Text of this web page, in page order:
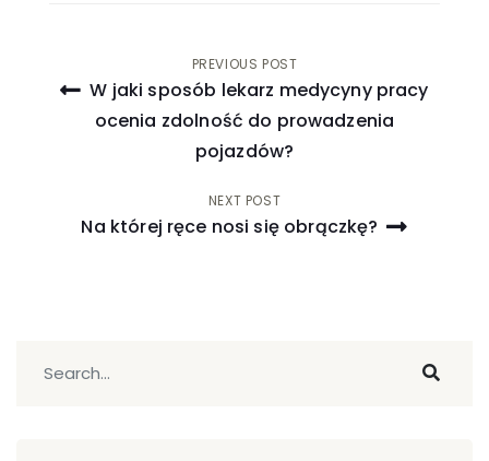
Nawigacja
wpisu
PREVIOUS POST
W jaki sposób lekarz medycyny pracy
ocenia zdolność do prowadzenia
pojazdów?
NEXT POST
Na której ręce nosi się obrączkę?